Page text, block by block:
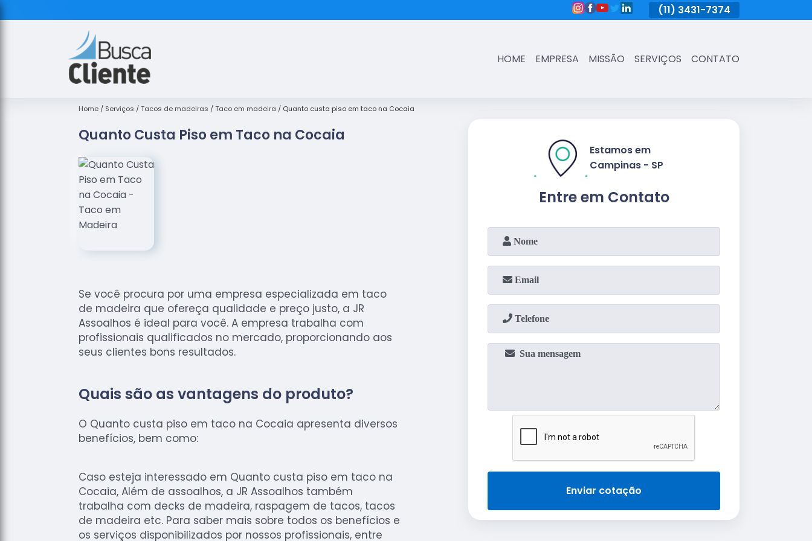
3431-7374 (11) 3431-7374
HOME EMPRESA MISSÃO SERVIÇOS CONTATO
Home Serviços Tacos de madeiras Taco em madeira Quanto custa piso em taco na Cocaia
Quanto Custa Piso em Taco na Cocaia
Se você procura por uma empresa especializada em taco
de madeira que ofereça qualidade e preço justo, a JR
Assoalhos é ideal para você. A empresa trabalha com
profissionais qualificados no mercado, proporcionando aos
seus clientes bons resultados.
Quais são as vantagens do produto?
O Quanto custa piso em taco na Cocaia apresenta diversos
benefícios, bem como:
Caso esteja interessado em Quanto custa piso em taco na
Cocaia, Além de assoalhos, a JR Assoalhos também
trabalha com decks de madeira, raspagem de tacos, tacos
de madeira etc. Para saber mais sobre todos os benefícios e
os serviços disponibilizados por nossos profissionais, entre
Entre em Contato
Estamos em
Campinas - SP
Enviar cotação